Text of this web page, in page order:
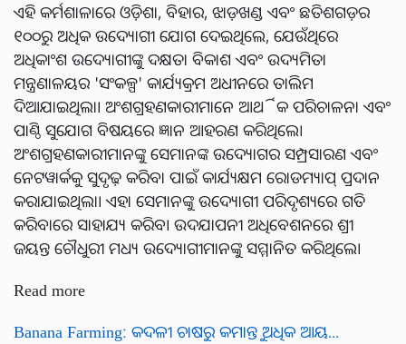
ଏହି କର୍ମଶାଳାରେ ଓଡ଼ିଶା, ବିହାର, ଝାଡ଼ଖଣ୍ଡ ଏବଂ ଛତିଶଗଡ଼ର
୧୦୦ରୁ ଅଧିକ ଉଦ୍ୟୋଗୀ ଯୋଗ ଦେଇଥିଲେ, ଯେଉଁଥିରେ
ଅଧିକାଂଶ ଉଦ୍ୟୋଗୀଙ୍କୁ ଦକ୍ଷତା ବିକାଶ ଏବଂ ଉଦ୍ୟମିତା
ମନ୍ତ୍ରଣାଳୟର 'ସଂକଳ୍ପ' କାର୍ଯ୍ୟକ୍ରମ ଅଧୀନରେ ତାଲିମ
ଦିଆଯାଇଥିଲା। ଅଂଶଗ୍ରହଣକାରୀମାନେ ଆର୍ଥିକ ପରିଚାଳନା ଏବଂ
ପାଣ୍ଠି ସୁଯୋଗ ବିଷୟରେ ଜ୍ଞାନ ଆହରଣ କରିଥିଲେ।
ଅଂଶଗ୍ରହଣକାରୀମାନଙ୍କୁ ସେମାନଙ୍କ ଉଦ୍ୟୋଗର ସମ୍ପ୍ରସାରଣ ଏବଂ
ନେଟୱାର୍କକୁ ସୁଦୃଢ଼ କରିବା ପାଇଁ କାର୍ଯ୍ୟକ୍ଷମ ରୋଡମ୍ୟାପ୍ ପ୍ରଦାନ
କରାଯାଇଥିଲା। ଏହା ସେମାନଙ୍କୁ ଉଦ୍ୟୋଗୀ ପରିଦୃଶ୍ୟରେ ଗତି
କରିବାରେ ସାହାଯ୍ୟ କରିବ। ଉଦଯାପନୀ ଅଧିବେଶନରେ ଶ୍ରୀ
ଜୟନ୍ତ ଚୌଧୁରୀ ମଧ୍ୟ ଉଦ୍ୟୋଗୀମାନଙ୍କୁ ସମ୍ମାନିତ କରିଥିଲେ।
Read more
Banana Farming: କଦଳୀ ଚାଷରୁ କମାନ୍ତୁ ଅଧିକ ଆୟ...